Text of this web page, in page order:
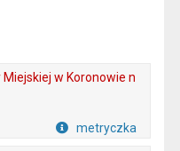
Miejskiej w Koronowie n
metryczka